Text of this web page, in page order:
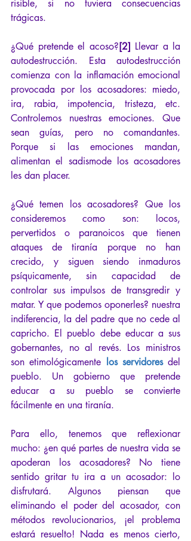
risible, si no tuviera consecuencias
trágicas.
¿Qué pretende el acoso?[2] Llevar a la
autodestrucción. Esta autodestrucción
comienza con la inflamación emocional
provocada por los acosadores: miedo,
ira, rabia, impotencia, tristeza, etc.
Controlemos nuestras emociones. Que
sean guías, pero no comandantes.
Porque si las emociones mandan,
alimentan el sadismode los acosadores
les dan placer.
¿Qué temen los acosadores? Que los
consideremos como son: locos,
pervertidos o paranoicos que tienen
ataques de tiranía porque no han
crecido, y siguen siendo inmaduros
psíquicamente, sin capacidad de
controlar sus impulsos de transgredir y
matar. Y que podemos oponerles? nuestra
indiferencia, la del padre que no cede al
capricho. El pueblo debe educar a sus
gobernantes, no al revés. Los ministros
son etimológicamente los servidores del
pueblo. Un gobierno que pretende
educar a su pueblo se convierte
fácilmente en una tiranía.
Para ello, tenemos que reflexionar
mucho: ¿en qué partes de nuestra vida se
apoderan los acosadores? No tiene
sentido gritar tu ira a un acosador: lo
disfrutará. Algunos piensan que
eliminando el poder del acosador, con
métodos revolucionarios, ¡el problema
estará resuelto! Nada es menos cierto,